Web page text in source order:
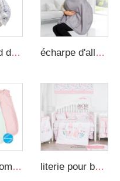
Dernier nid de sommeil confortable pour bébé, transportable et douillet, en 100 % coton écharpe d'allaitement 100 % coton gris pour bébé
Sacs de sommeil zippés en dralon uni pour vêtements de nouveau-né, sacs de sommeil pour enfants de 6 à 12 mois literie pour bébé en coton biologique 100 % fille, couette rose avec motif de lapin cartoon